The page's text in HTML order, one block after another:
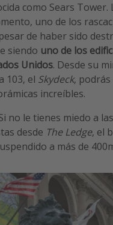
como Sears Tower.
uno de los
de haber sido
siendo uno de los
Unidos. Desde su
103, el Skydeck,
increíbles.
no le tienes miedo a
desde The Ledge, el
a más de